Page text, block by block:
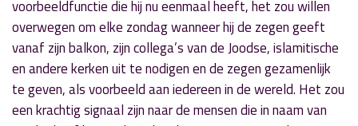
voorbeeldfunctie die hij nu eenmaal heeft, het zou willen
overwegen om elke zondag wanneer hij de zegen geeft
vanaf zijn balkon, zijn collega’s van de Joodse, islamitische
en andere kerken uit te nodigen en de zegen gezamenlijk
te geven, als voorbeeld aan iedereen in de wereld. Het zou
een krachtig signaal zijn naar de mensen die in naam van